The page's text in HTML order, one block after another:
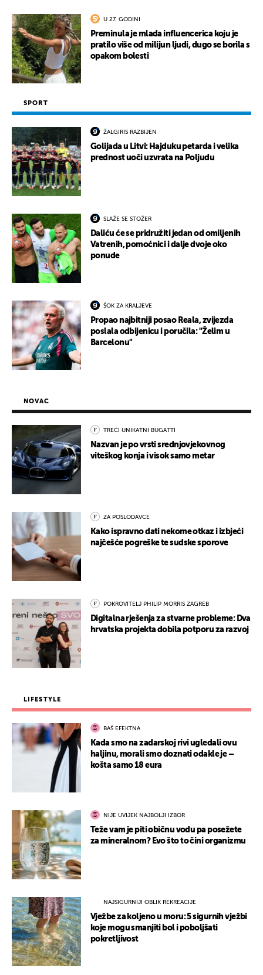
U 27. GODINI
Preminula je mlada influencerica koju je
pratilo više od milijun ljudi, dugo se borila s
opakom bolesti
SPORT
ŽALGIRIS RAZBIJEN
Golijada u Litvi: Hajduku petarda i velika
prednost uoči uzvrata na Poljudu
SLAŽE SE STOŽER
Daliću će se pridružiti jedan od omiljenih
Vatrenih, pomoćnici i dalje dvoje oko
ponude
ŠOK ZA KRALJEVE
Propao najbitniji posao Reala, zvijezda
poslala odbijenicu i poručila: "Želim u
Barcelonu"
NOVAC
TREĆI UNIKATNI BUGATTI
Nazvan je po vrsti srednjovjekovnog
viteškog konja i visok samo metar
ZA POSLODAVCE
Kako ispravno dati nekome otkaz i izbjeći
najčešće pogreške te sudske sporove
POKROVITELJ PHILIP MORRIS ZAGREB
Digitalna rješenja za stvarne probleme: Dva
hrvatska projekta dobila potporu za razvoj
LIFESTYLE
BAŠ EFEKTNA
Kada smo na zadarskoj rivi ugledali ovu
haljinu, morali smo doznati odakle je –
košta samo 18 eura
NIJE UVIJEK NAJBOLJI IZBOR
Teže vam je piti običnu vodu pa posežete
za mineralnom? Evo što to čini organizmu
NAJSIGURNIJI OBLIK REKREACIJE
Vježbe za koljeno u moru: 5 sigurnih vježbi
koje mogu smanjiti bol i poboljšati
pokretljivost